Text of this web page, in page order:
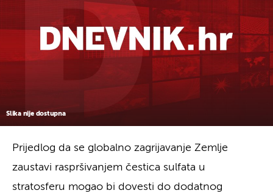
Slika nije dostupna
Prijedlog da se globalno zagrijavanje Zemlje
zaustavi raspršivanjem čestica sulfata u
stratosferu mogao bi dovesti do dodatnog